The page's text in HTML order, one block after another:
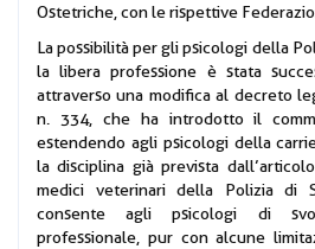
Ostetriche, con le rispettive
La possibilità per gli psicologi della
la libera professione è stata
attraverso una modifica al decreto
n. 334, che ha introdotto il
estendendo agli psicologi della
la disciplina già prevista
medici veterinari della Polizia di
consente agli psicologi di
professionale, pur con alcune